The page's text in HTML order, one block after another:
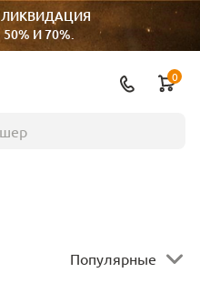
И 70%.
0
Популярные